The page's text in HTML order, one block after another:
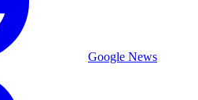
Google News